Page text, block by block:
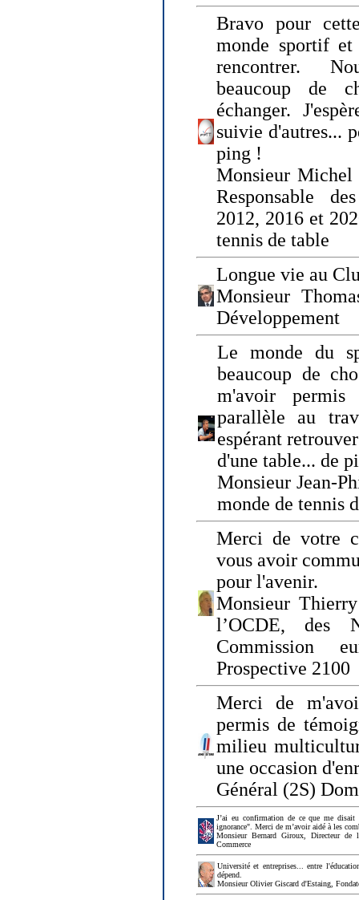
Bravo pour
monde sportif
rencontrer.
beaucoup de
échanger.
suivie d'autres...
ping !
Monsieur
Responsable
2012, 2016 et
tennis de table
Longue vie au
Monsieur
Développement
Le monde du
beaucoup de
m'avoir
parallèle au
espérant
d'une table... de
Monsieur Jean-
monde de tennis
Merci de votre
vous avoir
pour l'avenir.
Monsieur
l’OCDE, des
Commission
Prospective 2100
Merci de
permis de
milieu
une occasion
Général (2S)
J’ai eu confirmation de ce que me disait
ignorance". Merci de m’avoir aidé à les
Monsieur Bernard Giroux, Directeur de
Commerce
Université et entreprises... entre
dépend.
Monsieur Olivier Giscard d'Estaing,